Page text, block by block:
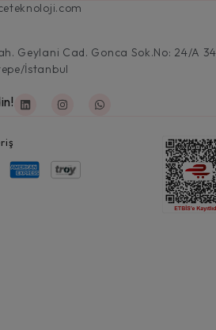
Geylani Cad. Gonca Sok.No: 24/A
İstanbul